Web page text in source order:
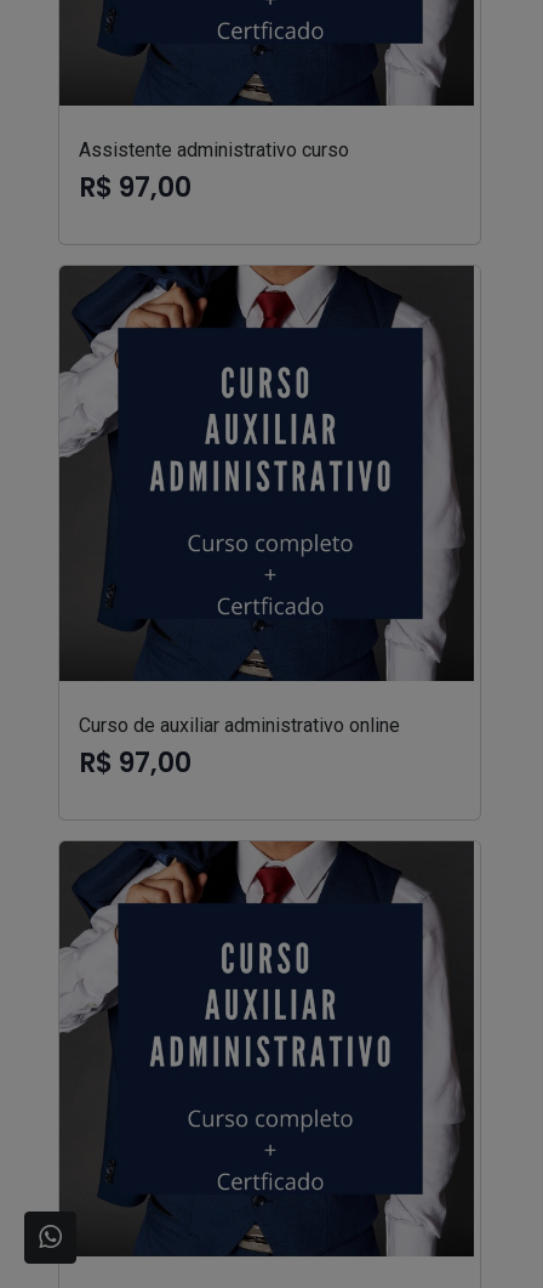
Assistente administrativo curso
R$ 97,00
Curso de auxiliar administrativo online
R$ 97,00